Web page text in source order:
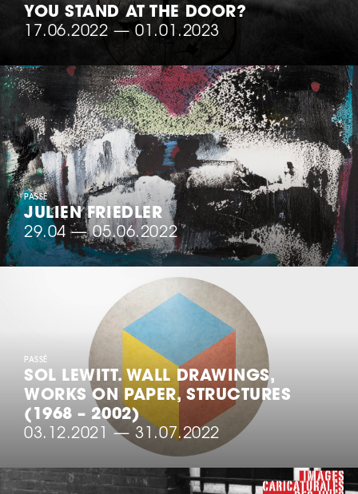
YOU STAND AT THE DOOR?
17.06.2022—01.01.2023
PASSÉ
JULIEN FRIEDLER
29.04—05.06.2022
PASSÉ
SOL LEWITT. WALL DRAWINGS,
WORKS ON PAPER, STRUCTURES
(1968 – 2002)
03.12.2021— 31.07.2022